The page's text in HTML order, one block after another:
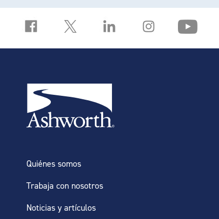
Quiénes somos
Trabaja con nosotros
Noticias y artículos